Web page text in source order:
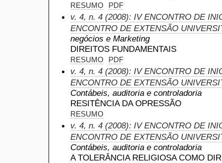
RESUMO PDF
v. 4, n. 4 (2008): IV ENCONTRO DE
ENCONTRO DE EXTENSÃO
negócios e Marketing
DIREITOS FUNDAMENTAIS
RESUMO PDF
v. 4, n. 4 (2008): IV ENCONTRO DE
ENCONTRO DE EXTENSÃO
Contábeis, auditoria e controladoria
RESITÊNCIA DA OPRESSÃO
RESUMO
v. 4, n. 4 (2008): IV ENCONTRO DE
ENCONTRO DE EXTENSÃO
Contábeis, auditoria e controladoria
A TOLERÂNCIA RELIGIOSA COMO